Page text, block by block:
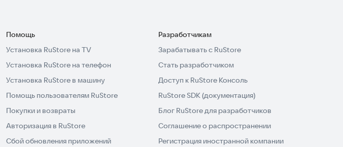
Помощь
Установка RuStore на TV
Установка RuStore на телефон
Установка RuStore в машину
Помощь пользователям RuStore
Покупки и возвраты
Авторизация в RuStore
Сбой обновления приложений
Разработчикам
Зарабатывать с RuStore
Стать разработчиком
Доступ к RuStore Консоль
RuStore SDK (документация)
Блог RuStore для разработчиков
Соглашение о распространении
Регистрация иностранной компании